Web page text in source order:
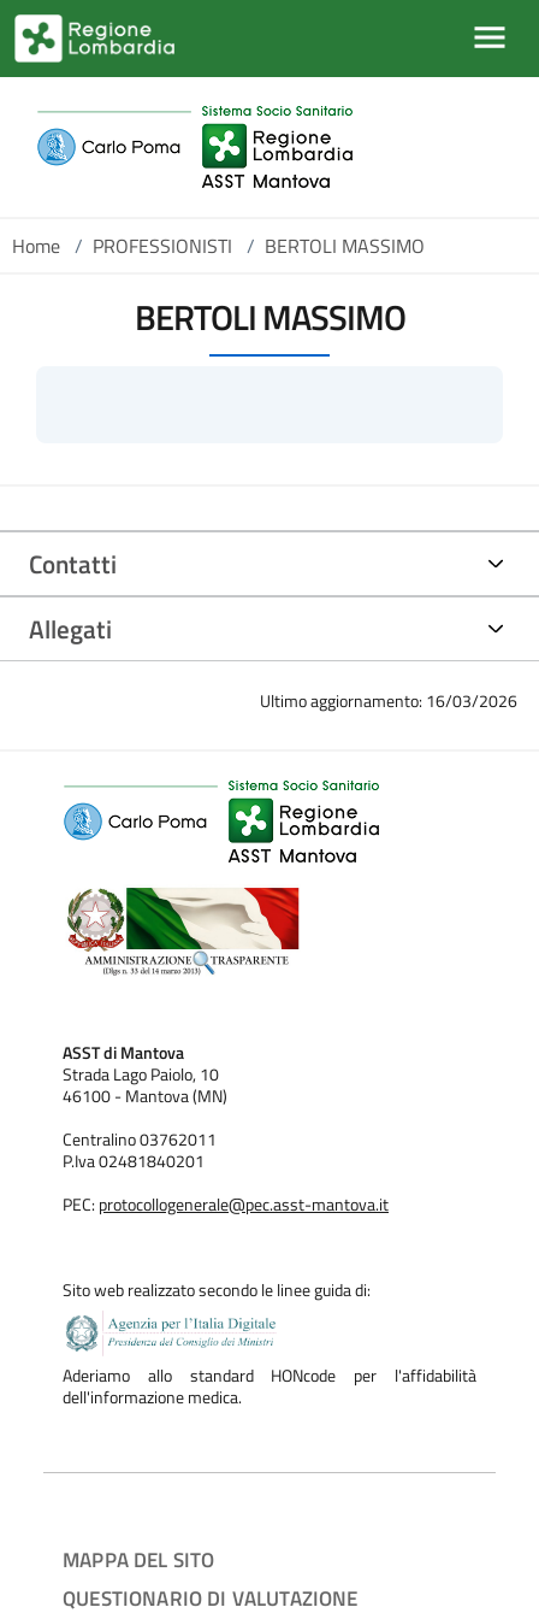
Salta al contenuto principale
Home / PROFESSIONISTI / BERTOLI MASSIMO
BERTOLI MASSIMO
Contatti
Allegati
Ultimo aggiornamento: 16/03/2026
ASST di Mantova
Strada Lago Paiolo, 10
46100 - Mantova (MN)
Centralino 03762011
P.Iva 02481840201
PEC: protocollogenerale@pec.asst-mantova.it
Sito web realizzato secondo le linee guida di:
Aderiamo allo standard HONcode per l'affidabilità
dell'informazione medica.
MAPPA DEL SITO
QUESTIONARIO DI VALUTAZIONE